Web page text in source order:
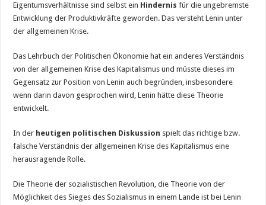
Eigentumsverhältnisse sind selbst ein Hindernis für die ungebremste
Entwicklung der Produktivkräfte geworden. Das versteht Lenin unter
der allgemeinen Krise.
Das Lehrbuch der Politischen Ökonomie hat ein anderes Verständnis
von der allgemeinen Krise des Kapitalismus und müsste dieses im
Gegensatz zur Position von Lenin auch begründen, insbesondere
wenn darin davon gesprochen wird, Lenin hätte diese Theorie
entwickelt.
In der heutigen politischen Diskussion spielt das richtige bzw.
falsche Verständnis der allgemeinen Krise des Kapitalismus eine
herausragende Rolle.
Die Theorie der sozialistischen Revolution, die Theorie von der
Möglichkeit des Sieges des Sozialismus in einem Lande ist bei Lenin